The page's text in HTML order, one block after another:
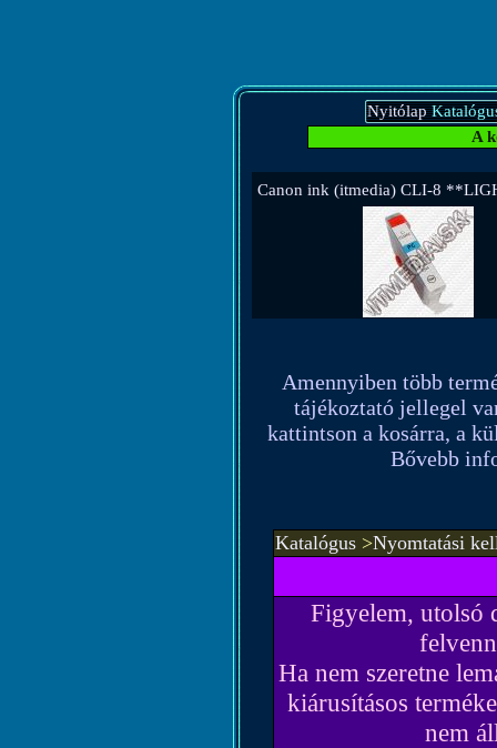
Nyitólap
A
Canon ink (itmedia) CLI-8
Amennyiben több
tájékoztató jellegel
kattintson a kosárra, a
Bővebb
Katalógus >Nyomtatási
Figyelem, utolsó
Ha nem szeretne
kiárusításos
nem